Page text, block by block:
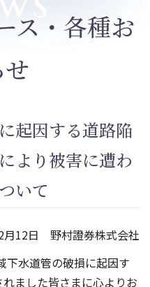
ス・各種お
起因する道路陥
より被害に遭わ
いて
月12日 野村證券株式会社
下水道管の破損に起因す
ました皆さまに心よりお